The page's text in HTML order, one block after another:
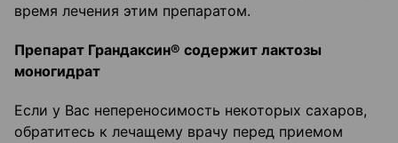
время лечения этим препаратом.
Препарат Грандаксин® содержит лактозы
моногидрат
Если у Вас непереносимость некоторых сахаров,
обратитесь к лечащему врачу перед приемом